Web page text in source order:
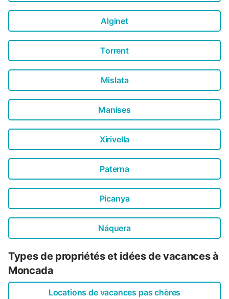
Alginet
Torrent
Mislata
Manises
Xirivella
Paterna
Picanya
Náquera
Types de propriétés et idées de vacances à
Moncada
Locations de vacances pas chères